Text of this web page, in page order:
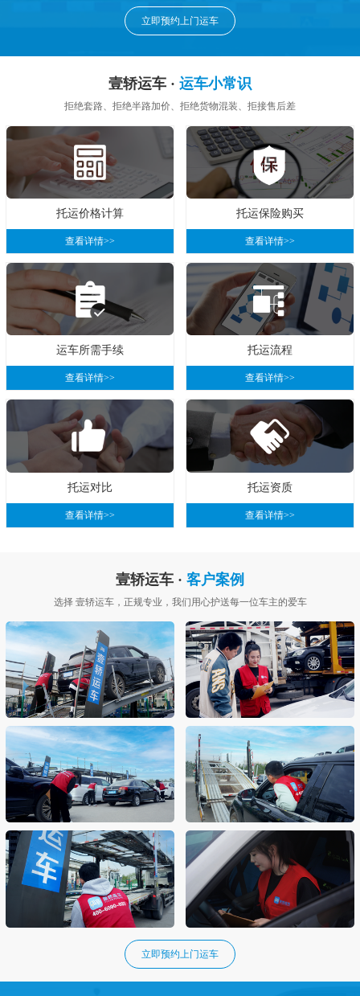
立即预约上门运车
壹轿运车 · 运车小常识
拒绝套路、拒绝半路加价、拒绝货物混装、拒接售后差
托运价格计算
查看详情>>
托运保险购买
查看详情>>
运车所需手续
查看详情>>
托运流程
查看详情>>
托运对比
查看详情>>
托运资质
查看详情>>
壹轿运车 · 客户案例
选择 壹轿运车，正规专业，我们用心护送每一位车主的爱车
立即预约上门运车